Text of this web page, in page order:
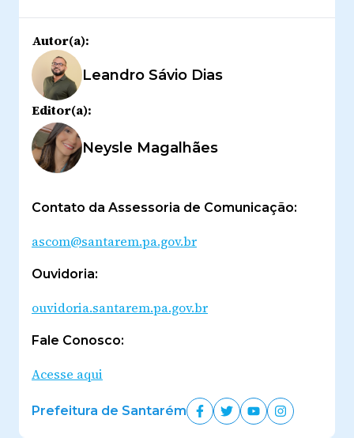
Autor(a):
Leandro Sávio Dias
Editor(a):
Neysle Magalhães
Contato da Assessoria de Comunicação:
ascom@santarem.pa.gov.br
Ouvidoria:
ouvidoria.santarem.pa.gov.br
Fale Conosco:
Acesse aqui
Prefeitura de Santarém